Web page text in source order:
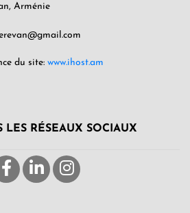
Arménie
du site: www.ihost.am
LES RÉSEAUX SOCIAUX